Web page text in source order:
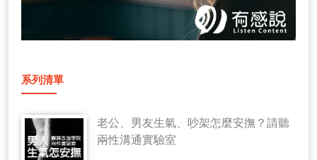
系列清單
老公、男友生氣、吵架怎麼安撫？請聽
兩性溝通實驗室